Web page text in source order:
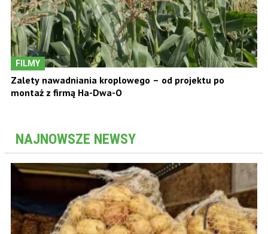
FILMY
Zalety nawadniania kroplowego – od projektu po
montaż z firmą Ha-Dwa-O
NAJNOWSZE NEWSY